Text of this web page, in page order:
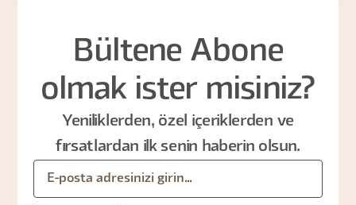
Bültene Abone
olmak ister misiniz?
Yeniliklerden, özel içeriklerden ve
fırsatlardan ilk senin haberin olsun.